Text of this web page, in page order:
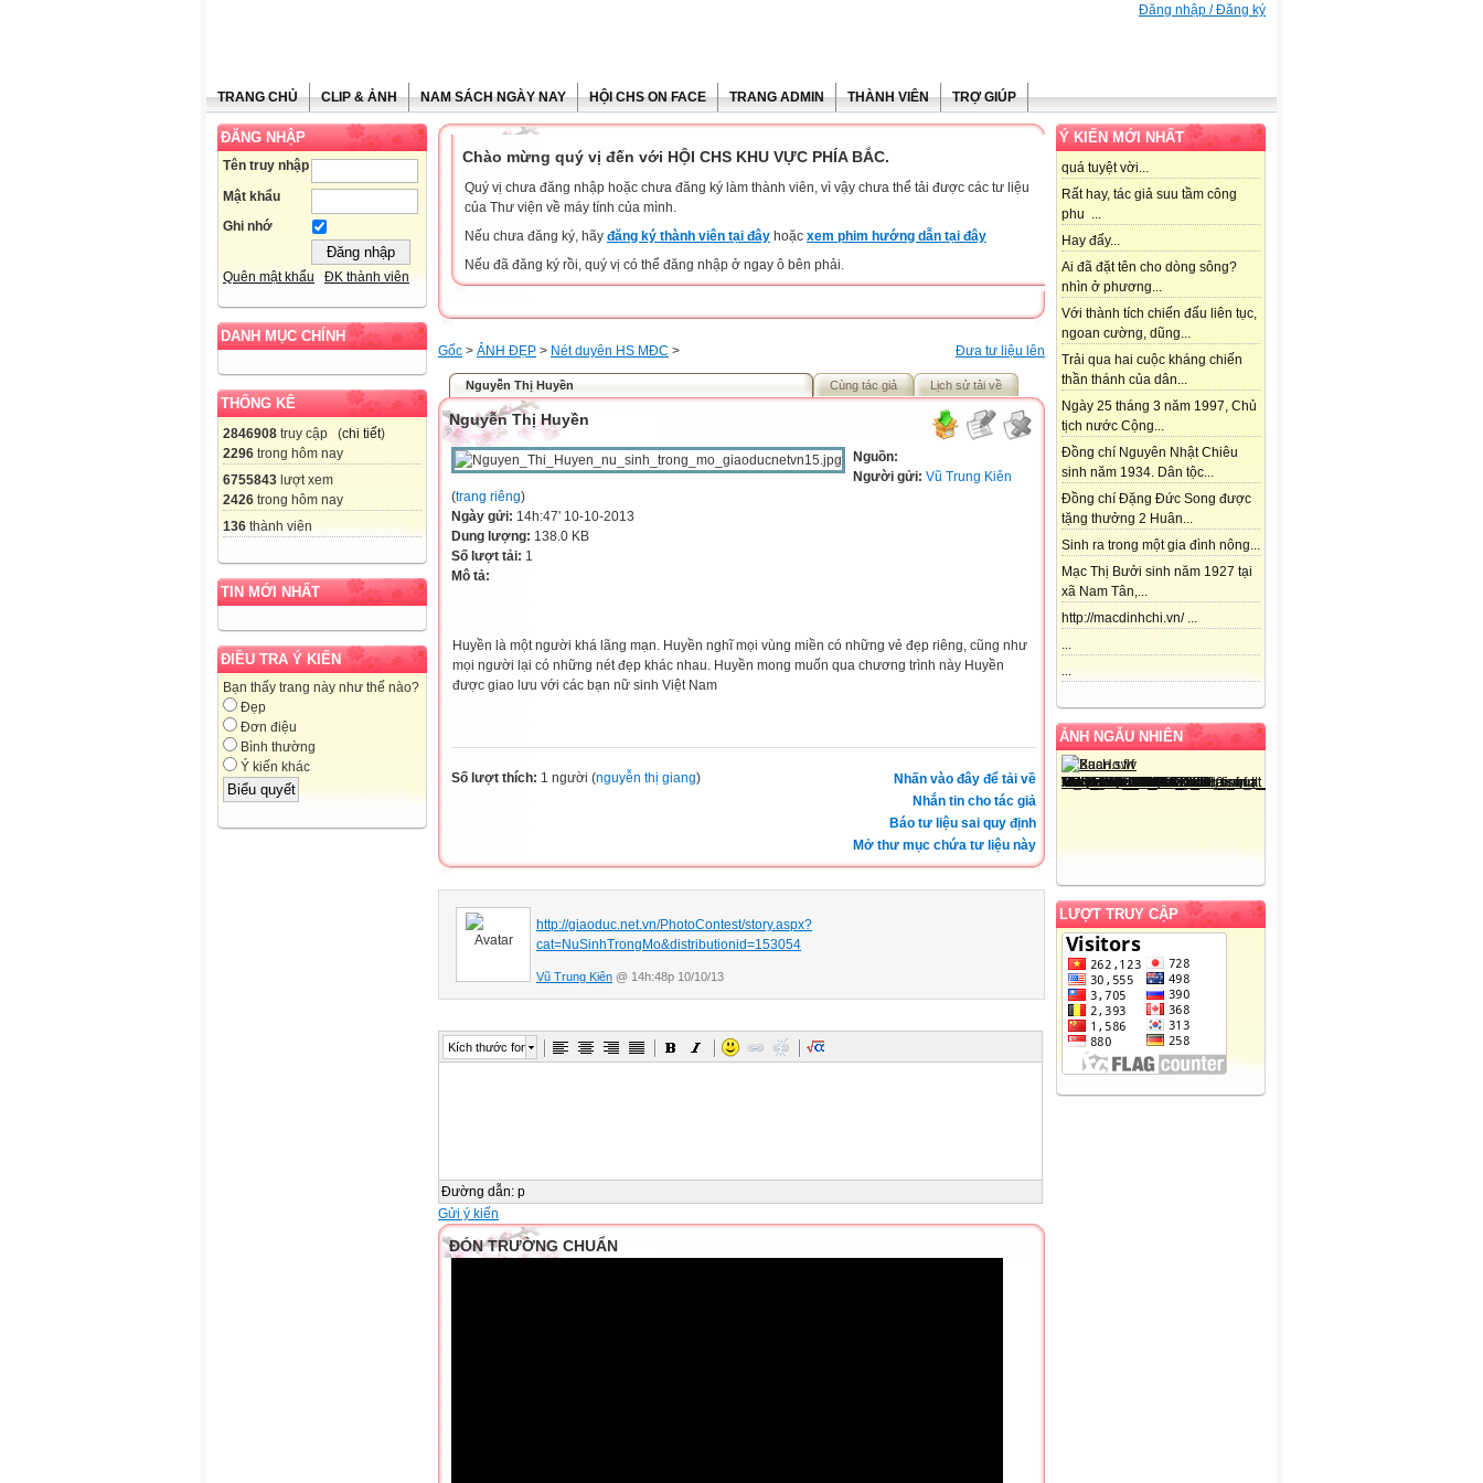
Đăng nhập / Đăng ký
TRANG CHỦ CLIP & ẢNH NAM SÁCH NGÀY NAY HỘI CHS ON FACE TRANG ADMIN THÀNH VIÊN TRỢ GIÚP
ĐĂNG NHẬP
Tên truy nhập
Mật khẩu
Ghi nhớ
Quên mật khẩu ĐK thành viên
DANH MỤC CHÍNH
THỐNG KÊ
2846908 truy cập (chi tiết)
2296 trong hôm nay
6755843 lượt xem
2426 trong hôm nay
136 thành viên
TIN MỚI NHẤT
ĐIỀU TRA Ý KIẾN
Bạn thấy trang này như thế nào?
Đẹp
Đơn điệu
Bình thường
Ý kiến khác
Ý KIẾN MỚI NHẤT
quá tuyệt vời...
Rất hay, tác giả suu tầm công
phu ...
Hay đấy...
Ai đã đặt tên cho dòng sông?
nhìn ở phương...
Với thành tích chiến đấu liên tục,
ngoan cường, dũng...
Trải qua hai cuộc kháng chiến
thần thánh của dân...
Ngày 25 tháng 3 năm 1997, Chủ
tịch nước Cộng...
Đồng chí Nguyên Nhật Chiêu
sinh năm 1934. Dân tộc...
Đồng chí Đặng Đức Song được
tặng thưởng 2 Huân...
Sinh ra trong một gia đình nông...
Mạc Thị Bưởi sinh năm 1927 tại
xã Nam Tân,...
http://macdinhchi.vn/ ...
...
...
ẢNH NGẪU NHIÊN
LƯỢT TRUY CẬP
Chào mừng quý vị đến với HỘI CHS KHU VỰC PHÍA BẮC.
Quý vị chưa đăng nhập hoặc chưa đăng ký làm thành viên, vì vậy chưa thể tải được các tư liệu
của Thư viện về máy tính của mình.
Nếu chưa đăng ký, hãy đăng ký thành viên tại đây hoặc xem phim hướng dẫn tại đây
Nếu đã đăng ký rồi, quý vị có thể đăng nhập ở ngay ô bên phải.
Đưa tư liệu lên
Gốc > ẢNH ĐẸP > Nét duyên HS MĐC >
Nguyễn Thị Huyền Cùng tác giả Lịch sử tải về
Nguyễn Thị Huyền
Nguồn:
Người gửi: Vũ Trung Kiên
(trang riêng)
Ngày gửi: 14h:47' 10-10-2013
Dung lượng: 138.0 KB
Số lượt tải: 1
Mô tả:
Huyền là một người khá lãng mạn. Huyền nghĩ mọi vùng miền có những vẻ đẹp riêng, cũng như
mọi người lại có những nét đẹp khác nhau. Huyền mong muốn qua chương trình này Huyền
được giao lưu với các bạn nữ sinh Việt Nam
Nhấn vào đây để tải về
Nhắn tin cho tác giả
Báo tư liệu sai quy định
Mở thư mục chứa tư liệu này
Số lượt thích: 1 người (nguyễn thị giang)
http://giaoduc.net.vn/PhotoContest/story.aspx?
cat=NuSinhTrongMo&distributionid=153054
Vũ Trung Kiên @ 14h:48p 10/10/13
Kích thước font
Đường dẫn: p
Gửi ý kiến
ĐÓN TRƯỜNG CHUẨN